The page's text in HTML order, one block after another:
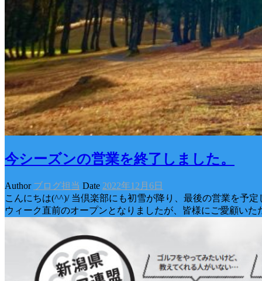
今シーズンの営業を終了しました。
Author ブログ担当 Date 2022年12月6日
こんにちは(^^)/ 当倶楽部にも初雪が降り、最後の営業を予
ウィーク直前のオープンとなりましたが、皆様にご愛顧いた